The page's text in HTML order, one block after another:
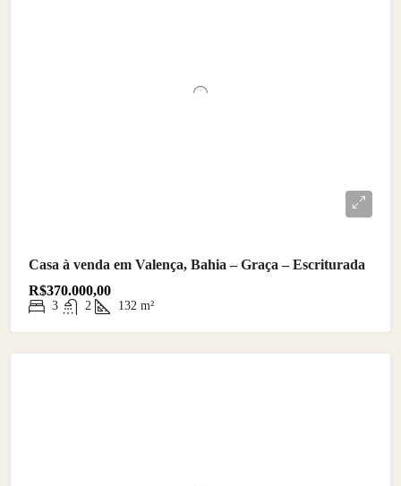
Casa à venda em Valença, Bahia – Graça – Escriturada
R$370.000,00
3 2 132 m²